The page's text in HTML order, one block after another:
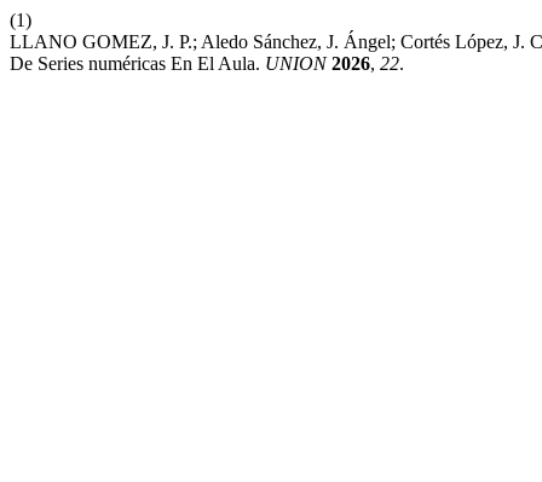
(1)
LLANO GOMEZ, J. P.; Aledo Sánchez, J. Ángel; Cortés López, J.
De Series numéricas En El Aula. UNION 2026, 22.